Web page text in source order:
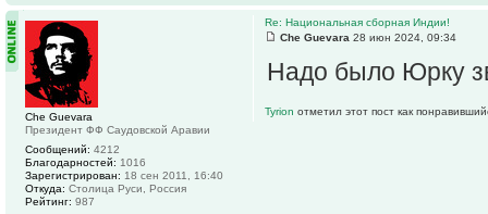
Re: Национальная сборная Индии!
Che Guevara 28 июн 2024, 09:34
Надо было Юрку
Tyrion отметил этот пост как
Che Guevara
Президент ФФ Саудовской Аравии
Сообщений: 4212
Благодарностей: 1016
Зарегистрирован: 18 сен 2011, 16:40
Откуда: Столица Руси, Россия
Рейтинг: 987